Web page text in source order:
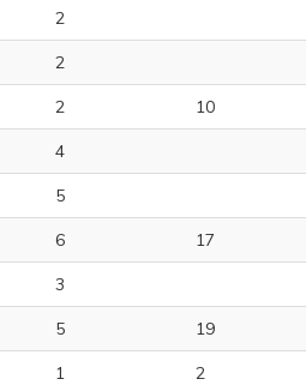
2
2
2 10
4
5
6 17
3
5 19
1 2